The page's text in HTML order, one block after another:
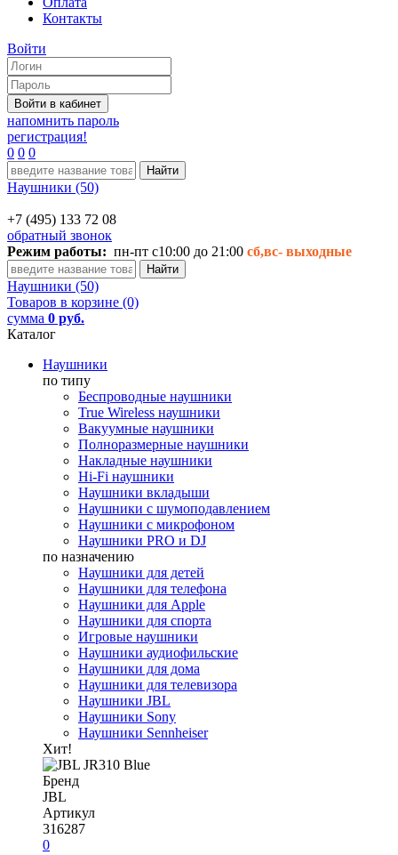
Контакты
Войти
напомнить пароль
регистрация!
0 0 0
Наушники (50)
+7 (495) 133 72 08
обратный звонок
Режим работы: пн-пт с10:00 до 21:00 сб,вс- выходные
Наушники (50)
Товаров в корзине (0)
сумма 0 руб.
Каталог
Наушники
по типу
Беспроводные наушники
True Wireless наушники
Вакуумные наушники
Полноразмерные наушники
Накладные наушники
Hi-Fi наушники
Наушники вкладыши
Наушники с шумоподавлением
Наушники с микрофоном
Наушники PRO и DJ
по назначению
Наушники для детей
Наушники для телефона
Наушники для Apple
Наушники для спорта
Игровые наушники
Наушники аудиофильские
Наушники для дома
Наушники для телевизора
Наушники JBL
Наушники Sony
Наушники Sennheiser
Хит!
Бренд
JBL
Артикул
316287
0